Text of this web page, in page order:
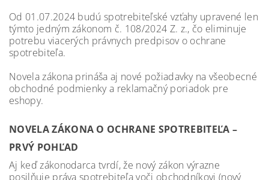
Od 01.07.2024 budú spotrebiteľské vzťahy upravené len
týmto jedným zákonom č. 108/2024 Z. z., čo eliminuje
potrebu viacerých právnych predpisov o ochrane
spotrebiteľa.
Novela zákona prináša aj nové požiadavky na všeobecné
obchodné podmienky a reklamačný poriadok pre
eshopy.
NOVELA ZÁKONA O OCHRANE SPOTREBITEĽA –
PRVÝ POHĽAD
Aj keď zákonodarca tvrdí, že nový zákon výrazne
posilňuje práva spotrebiteľa voči obchodníkovi (nový